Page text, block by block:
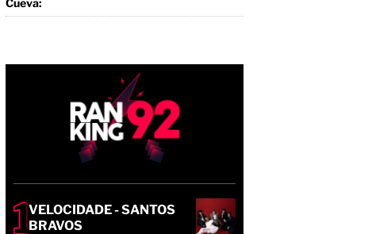
VELOCIDADE - SANTOS
BRAVOS